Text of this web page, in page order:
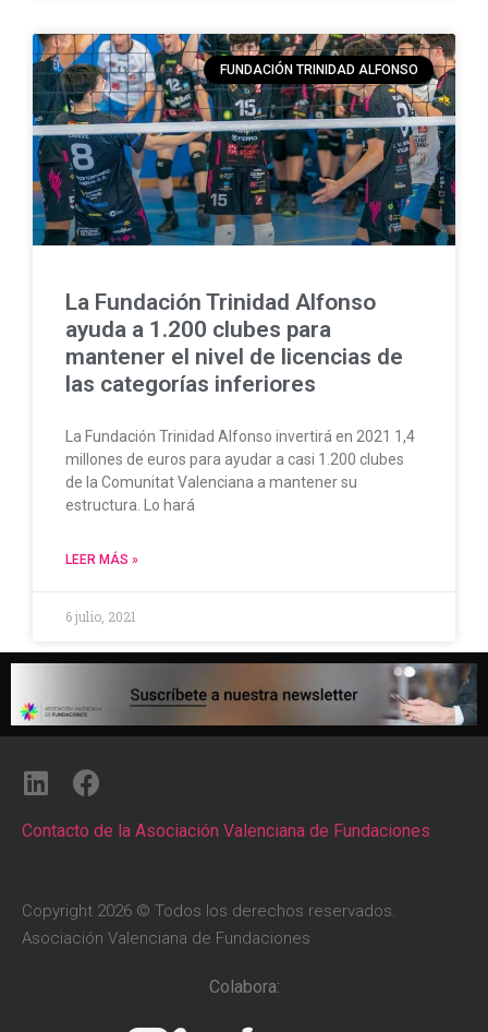
FUNDACIÓN TRINIDAD ALFONSO
La Fundación Trinidad Alfonso
ayuda a 1.200 clubes para
mantener el nivel de licencias de
las categorías inferiores
La Fundación Trinidad Alfonso invertirá en 2021 1,4
millones de euros para ayudar a casi 1.200 clubes
de la Comunitat Valenciana a mantener su
estructura. Lo hará
LEER MÁS »
6 julio, 2021
Contacto de la Asociación Valenciana de Fundaciones
Copyright 2026 © Todos los derechos reservados.
Asociación Valenciana de Fundaciones
Colabora: